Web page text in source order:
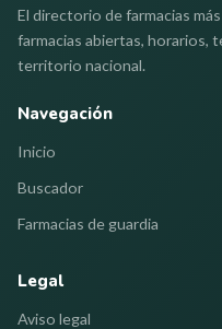
El directorio de farmacias
farmacias abiertas, horarios,
territorio nacional.
Navegación
Inicio
Buscador
Farmacias de guardia
Legal
Aviso legal